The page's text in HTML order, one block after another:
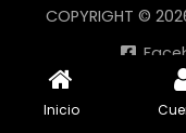
COPYRIGHT ©
Inicio